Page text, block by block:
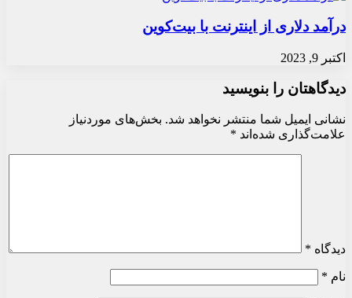
درآمد دلاری از اينترنت با بیت‌کوین
اکتبر 9, 2023
دیدگاهتان را بنویسید
نشانی ایمیل شما منتشر نخواهد شد. بخش‌های موردنیاز
علامت‌گذاری شده‌اند *
دیدگاه *
نام *